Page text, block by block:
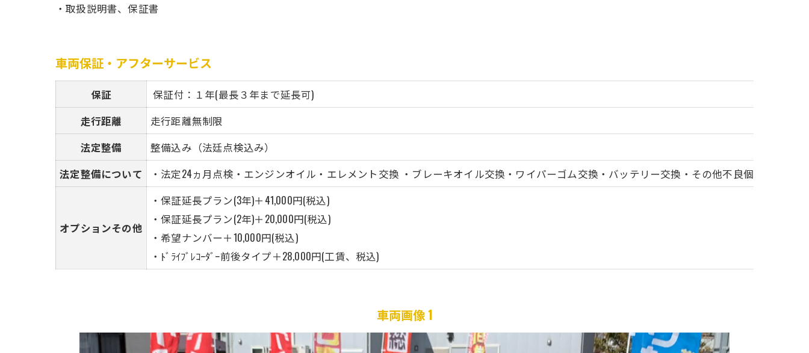
・取扱説明書、保証書
車両保証・アフターサービス
保証
保証付：１年(最長３年まで延長可)
走行距離
走行距離無制限
法定整備
整備込み（法廷点検込み）
法定整備について
・法定24ヵ月点検・エンジンオイル・エレメント交換 ・ブレーキオイル交換・ワイパーゴム交換・バッテリー交換・その他不良個所交換
オプションその他
・保証延長プラン(3年)＋41,000円(税込)
・保証延長プラン(2年)＋20,000円(税込)
・希望ナンバー＋10,000円(税込)
・ﾄﾞﾗｲﾌﾞﾚｺｰﾀﾞｰ前後タイプ＋28,000円(工賃、税込)
車両画像 1